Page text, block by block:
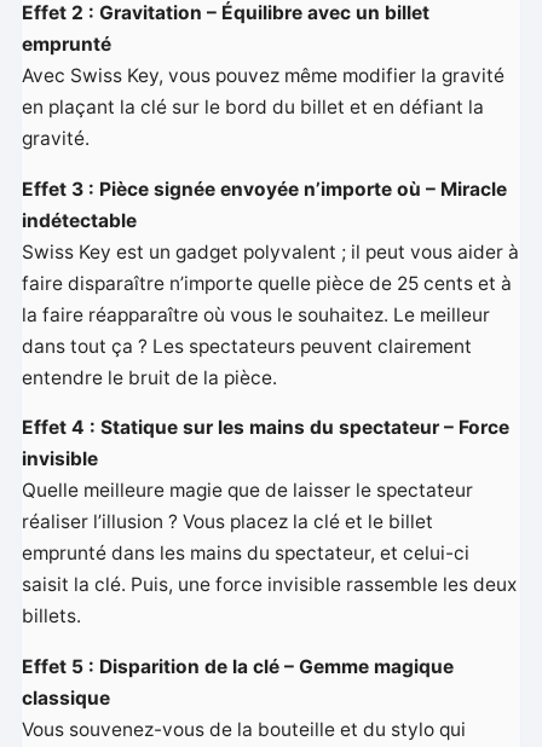
Effet 2 : Gravitation – Équilibre avec un billet
emprunté
Avec Swiss Key, vous pouvez même modifier la gravité
en plaçant la clé sur le bord du billet et en défiant la
gravité.
Effet 3 : Pièce signée envoyée n’importe où – Miracle
indétectable
Swiss Key est un gadget polyvalent ; il peut vous aider à
faire disparaître n’importe quelle pièce de 25 cents et à
la faire réapparaître où vous le souhaitez. Le meilleur
dans tout ça ? Les spectateurs peuvent clairement
entendre le bruit de la pièce.
Effet 4 : Statique sur les mains du spectateur – Force
invisible
Quelle meilleure magie que de laisser le spectateur
réaliser l’illusion ? Vous placez la clé et le billet
emprunté dans les mains du spectateur, et celui-ci
saisit la clé. Puis, une force invisible rassemble les deux
billets.
Effet 5 : Disparition de la clé – Gemme magique
classique
Vous souvenez-vous de la bouteille et du stylo qui